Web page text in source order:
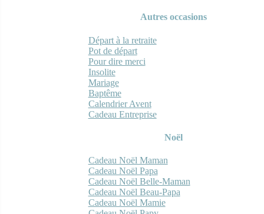
Autres occasions
Départ à la retraite
Pot de départ
Pour dire merci
Insolite
Mariage
Baptême
Calendrier Avent
Cadeau Entreprise
Noël
Cadeau Noël Maman
Cadeau Noël Papa
Cadeau Noël Belle-Maman
Cadeau Noël Beau-Papa
Cadeau Noël Mamie